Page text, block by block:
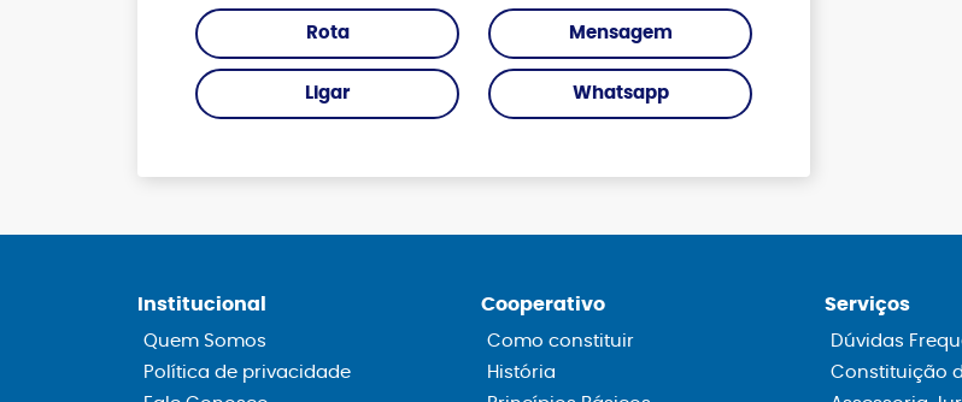
Rota Mensagem
Ligar Whatsapp
Institucional
Quem Somos
Política de privacidade
Cooperativo
Como constituir
História
Serviços
Dúvidas
Constituição